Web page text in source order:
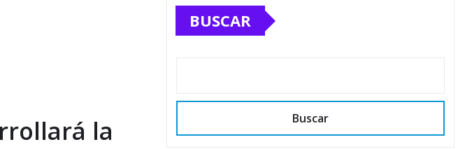
la
BUSCAR
Buscar